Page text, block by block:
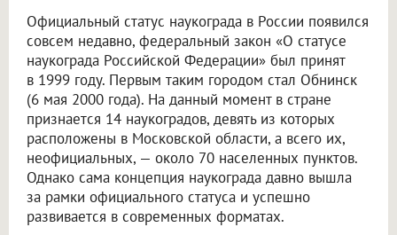
Официальный статус наукограда в России появился
совсем недавно, федеральный закон «О статусе
наукограда Российской Федерации» был принят
в 1999 году. Первым таким городом стал Обнинск
(6 мая 2000 года). На данный момент в стране
признается 14 наукоградов, девять из которых
расположены в Московской области, а всего их,
неофициальных, — около 70 населенных пунктов.
Однако сама концепция наукограда давно вышла
за рамки официального статуса и успешно
развивается в современных форматах.